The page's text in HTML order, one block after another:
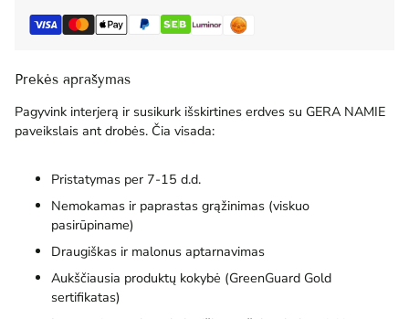
Prekės aprašymas
Pagyvink interjerą ir susikurk išskirtines erdves su GERA NAMIE
paveikslais ant drobės. Čia visada:
Pristatymas per 7-15 d.d.
Nemokamas ir paprastas grąžinimas (viskuo
pasirūpiname)
Draugiškas ir malonus aptarnavimas
Aukščiausia produktų kokybė (GreenGuard Gold
sertifikatas)